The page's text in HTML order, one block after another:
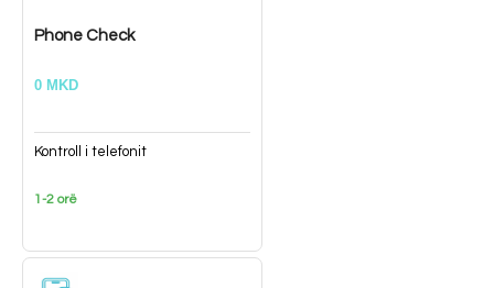
Phone Check
0 MKD
Kontroll i telefonit
1-2 orë